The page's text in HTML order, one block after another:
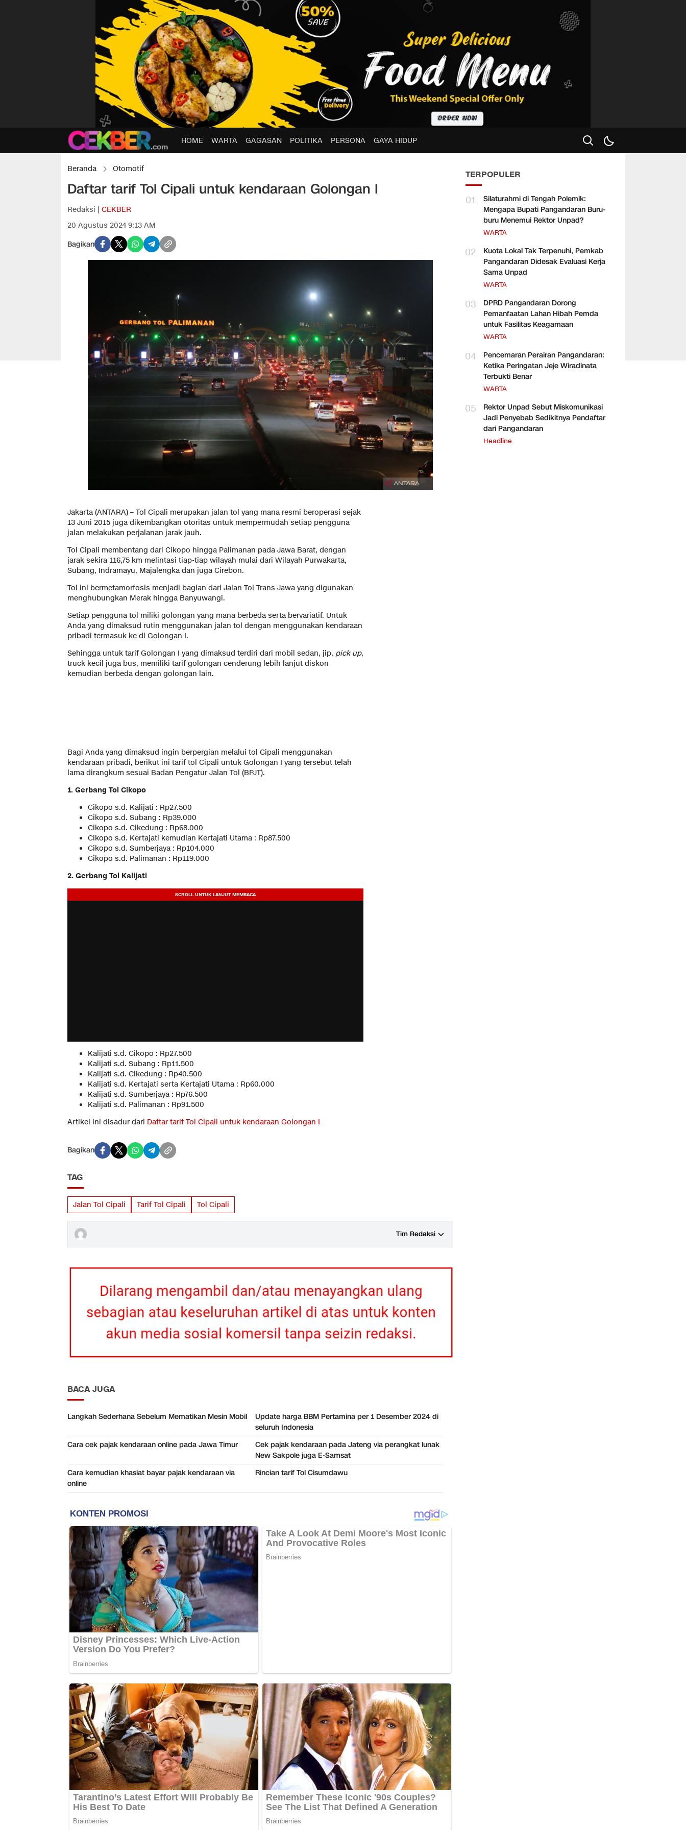
HOME WARTA GAGASAN POLITIKA PERSONA GAYA HIDUP
Beranda Otomotif
Daftar tarif Tol Cipali untuk kendaraan Golongan I
Redaksi | CEKBER
20 Agustus 2024 9:13 AM
Bagikan
Jakarta (ANTARA) – Tol Cipali merupakan jalan tol yang mana resmi beroperasi sejak
13 Juni 2015 juga dikembangkan otoritas untuk mempermudah setiap pengguna
jalan melakukan perjalanan jarak jauh.
Tol Cipali membentang dari Cikopo hingga Palimanan pada Jawa Barat, dengan
jarak sekira 116,75 km melintasi tiap-tiap wilayah mulai dari Wilayah Purwakarta,
Subang, Indramayu, Majalengka dan juga Cirebon.
Tol ini bermetamorfosis menjadi bagian dari Jalan Tol Trans Jawa yang digunakan
menghubungkan Merak hingga Banyuwangi.
Setiap pengguna tol miliki golongan yang mana berbeda serta bervariatif. Untuk
Anda yang dimaksud rutin menggunakan jalan tol dengan menggunakan kendaraan
pribadi termasuk ke di Golongan I.
Sehingga untuk tarif Golongan I yang dimaksud terdiri dari mobil sedan, jip, pick up,
truck kecil juga bus, memiliki tarif golongan cenderung lebih lanjut diskon
kemudian berbeda dengan golongan lain.
Bagi Anda yang dimaksud ingin berpergian melalui tol Cipali menggunakan
kendaraan pribadi, berikut ini tarif tol Cipali untuk Golongan I yang tersebut telah
lama dirangkum sesuai Badan Pengatur Jalan Tol (BPJT).
1. Gerbang Tol Cikopo
Cikopo s.d. Kalijati : Rp27.500
Cikopo s.d. Subang : Rp39.000
Cikopo s.d. Cikedung : Rp68.000
Cikopo s.d. Kertajati kemudian Kertajati Utama : Rp87.500
Cikopo s.d. Sumberjaya : Rp104.000
Cikopo s.d. Palimanan : Rp119.000
2. Gerbang Tol Kalijati
Kalijati s.d. Cikopo : Rp27.500
Kalijati s.d. Subang : Rp11.500
Kalijati s.d. Cikedung : Rp40.500
Kalijati s.d. Kertajati serta Kertajati Utama : Rp60.000
Kalijati s.d. Sumberjaya : Rp76.500
Kalijati s.d. Palimanan : Rp91.500
Artikel ini disadur dari Daftar tarif Tol Cipali untuk kendaraan Golongan I
Bagikan
TAG
Jalan Tol Cipali Tarif Tol Cipali Tol Cipali
Tim Redaksi
BACA JUGA
Langkah Sederhana Sebelum Mematikan Mesin Mobil
Update harga BBM Pertamina per 1 Desember 2024 di
seluruh Indonesia
Cara cek pajak kendaraan online pada Jawa Timur
Cek pajak kendaraan pada Jateng via perangkat lunak
New Sakpole juga E-Samsat
Cara kemudian khasiat bayar pajak kendaraan via
online
Rincian tarif Tol Cisumdawu
TERPOPULER
01
Silaturahmi di Tengah Polemik:
Mengapa Bupati Pangandaran Buru-
buru Menemui Rektor Unpad?
WARTA
02
Kuota Lokal Tak Terpenuhi, Pemkab
Pangandaran Didesak Evaluasi Kerja
Sama Unpad
WARTA
03
DPRD Pangandaran Dorong
Pemanfaatan Lahan Hibah Pemda
untuk Fasilitas Keagamaan
WARTA
04
Pencemaran Perairan Pangandaran:
Ketika Peringatan Jeje Wiradinata
Terbukti Benar
WARTA
05
Rektor Unpad Sebut Miskomunikasi
Jadi Penyebab Sedikitnya Pendaftar
dari Pangandaran
Headline